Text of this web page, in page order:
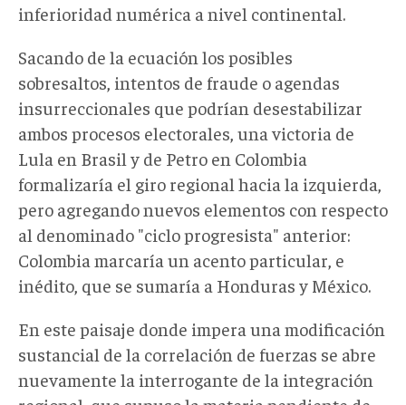
inferioridad numérica a nivel continental.
Sacando de la ecuación los posibles
sobresaltos, intentos de fraude o agendas
insurreccionales que podrían desestabilizar
ambos procesos electorales, una victoria de
Lula en Brasil y de Petro en Colombia
formalizaría el giro regional hacia la izquierda,
pero agregando nuevos elementos con respecto
al denominado "ciclo progresista" anterior:
Colombia marcaría un acento particular, e
inédito, que se sumaría a Honduras y México.
En este paisaje donde impera una modificación
sustancial de la correlación de fuerzas se abre
nuevamente la interrogante de la integración